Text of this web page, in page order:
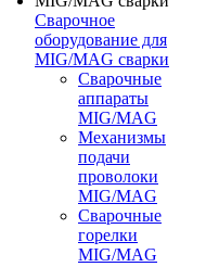
Сварочное
оборудование для
MIG/MAG сварки
Сварочные
аппараты
MIG/MAG
Механизмы
подачи
проволоки
MIG/MAG
Сварочные
горелки
MIG/MAG